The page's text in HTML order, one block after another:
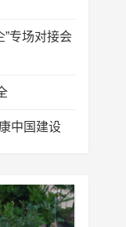
”专场对接会
中国建设